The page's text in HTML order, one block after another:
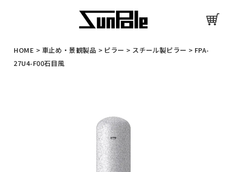
HOME > 車止め・景観製品 > ピラー > スチール製ピラー > FPA-
27U4-F00石目風